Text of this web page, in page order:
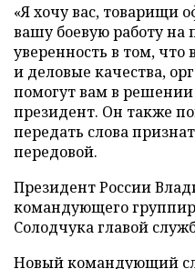
«Я хочу вас, товарищи
вашу боевую работу на
уверенность в том,
и деловые качества,
помогут вам в решении
президент. Он также
передать слова
передовой.
Президент России
командующего
Солодчука главой
Новый командующий